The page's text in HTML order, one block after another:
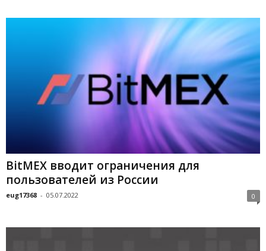
BitMEX вводит ограничения для
пользователей из России
eug17368 - 05.07.2022 0